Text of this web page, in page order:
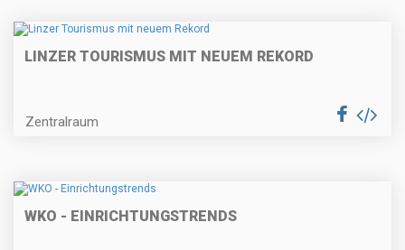
LINZER TOURISMUS MIT NEUEM REKORD
Zentralraum
WKO - EINRICHTUNGSTRENDS